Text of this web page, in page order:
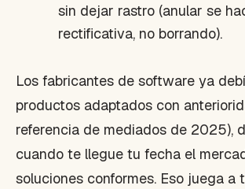
sin dejar rastro (anular se
rectificativa, no borrando).
Los fabricantes de software ya
productos adaptados con
referencia de mediados de 2025),
cuando te llegue tu fecha el
soluciones conformes. Eso juega a